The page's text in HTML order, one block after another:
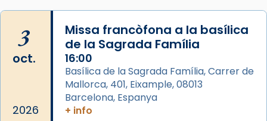
Memòria de les santes Juliana i
Semproniana, verges i màrtirs.
Acompanyant la història de sant Cugat, a
partir de l’Edat Mitjana sorgeix la tradició
que les santes Juliana (“relatiu a Júlia”) i
Semproniana (“relatiu a Semprònia =
eterna”) són deixebles seves. I l’any 1667, el
3
oct.
2026
Missa francòfona a la basílica
de la Sagrada Família
16:00
Basílica de la Sagrada Família, Carrer de
Mallorca, 401, Eixample, 08013
Barcelona, Espanya
+ info